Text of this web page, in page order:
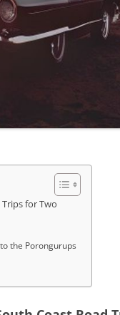
for Two
the Porongurups